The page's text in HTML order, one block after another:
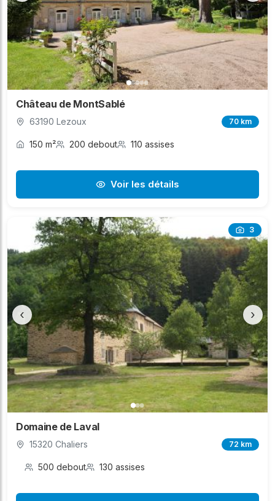
Château de MontSablé
63190 Lezoux 70 km
150 m² 200 debout 110 assises
Voir les détails
3
‹ ›
Domaine de Laval
15320 Chaliers 72 km
500 debout 130 assises